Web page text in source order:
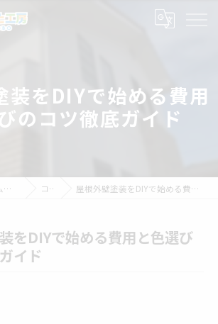
装をDIYで始める費用
のコツ徹底ガイド
愛知のリフォームならRe.ぺいんと工房 コラム 屋根外壁塗装をDIYで始める費用と色選びのコツ徹底ガイド
をDIYで始める費用と色選び
イド